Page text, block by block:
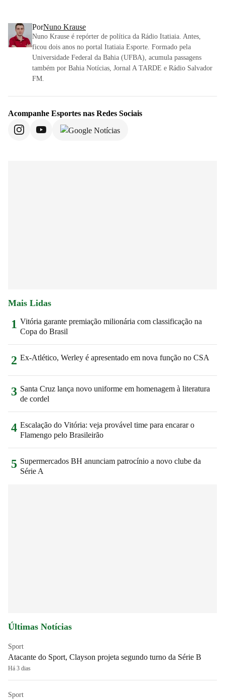
PorNuno Krause
Nuno Krause é repórter de política da Rádio Itatiaia. Antes,
ficou dois anos no portal Itatiaia Esporte. Formado pela
Universidade Federal da Bahia (UFBA), acumula passagens
também por Bahia Notícias, Jornal A TARDE e Rádio Salvador
FM.
Acompanhe Esportes nas Redes Sociais
Mais Lidas
1 Vitória garante premiação milionária com classificação na
Copa do Brasil
2 Ex-Atlético, Werley é apresentado em nova função no CSA
3 Santa Cruz lança novo uniforme em homenagem à literatura
de cordel
4 Escalação do Vitória: veja provável time para encarar o
Flamengo pelo Brasileirão
5 Supermercados BH anunciam patrocínio a novo clube da
Série A
Últimas Notícias
Sport
Atacante do Sport, Clayson projeta segundo turno da Série B
Há 3 dias
Sport